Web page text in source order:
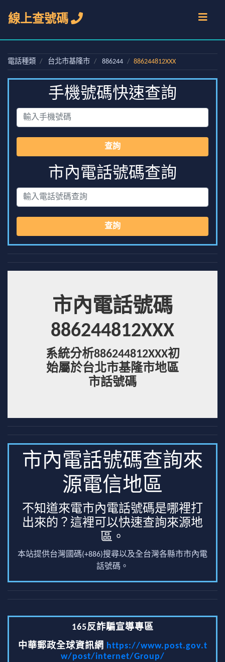
線上查號碼
電話種類 台北市基隆市 886244 886244812XXX
手機號碼快速查詢
查詢
市內電話號碼查詢
查詢
市內電話號碼
886244812XXX
系統分析886244812XXX初
始屬於台北市基隆市地區
市話號碼
市內電話號碼查詢來
源電信地區
不知道來電市內電話號碼是哪裡打
出來的？這裡可以快速查詢來源地
區。
本站提供台灣國碼(+886)搜尋以及全台灣各縣市市內電
話號碼。
165反詐騙宣導專區
中華郵政全球資訊網 https://www.post.gov.t
w/post/internet/Group/